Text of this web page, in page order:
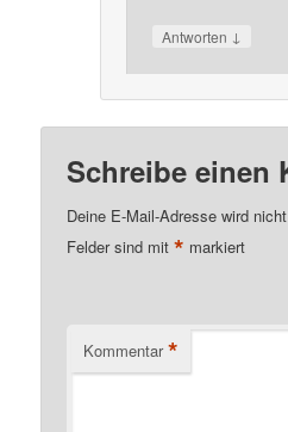
Antworten ↓
Schreibe einen
Deine E-Mail-Adresse wird
Felder sind mit* markiert
Kommentar *